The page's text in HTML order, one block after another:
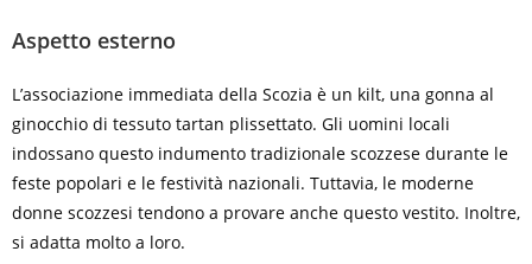
Aspetto esterno
L’associazione immediata della Scozia è un kilt, una gonna al
ginocchio di tessuto tartan plissettato. Gli uomini locali
indossano questo indumento tradizionale scozzese durante le
feste popolari e le festività nazionali. Tuttavia, le moderne
donne scozzesi tendono a provare anche questo vestito. Inoltre,
si adatta molto a loro.